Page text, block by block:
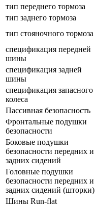
тип переднего тормоза
тип заднего тормоза
тип стояночного тормоза
спецификация передней
шины
спецификация задней
шины
спецификация запасного
колеса
Пассивная безопасность
Фронтальные подушки
безопасности
Боковые подушки
безопасности передних и
задних сидений
Головные подушки
безопасности передних и
задних сидений (шторки)
Шины Run-flat